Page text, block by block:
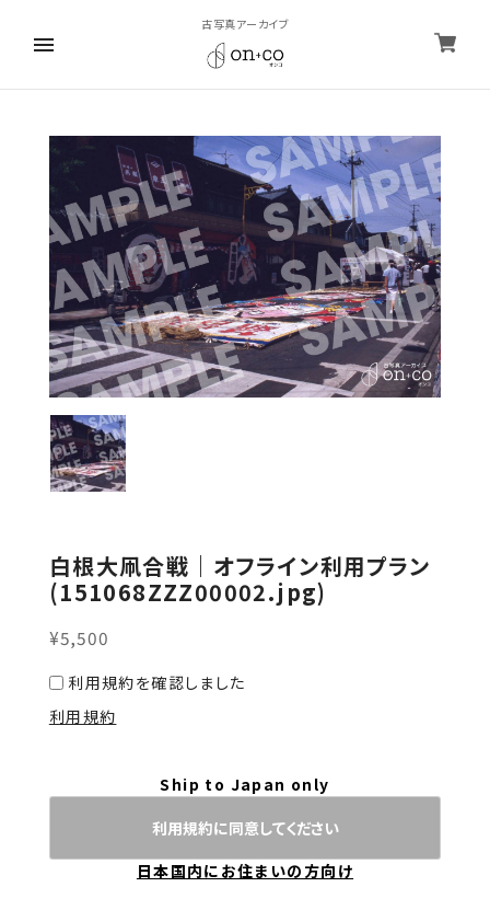
古写真アーカイブ
白根大凧合戦｜オフライン利用プラン
(151068ZZZ00002.jpg)
¥5,500
利用規約を確認しました
利用規約
Ship to Japan only
利用規約に同意してください
日本国内にお住まいの方向け